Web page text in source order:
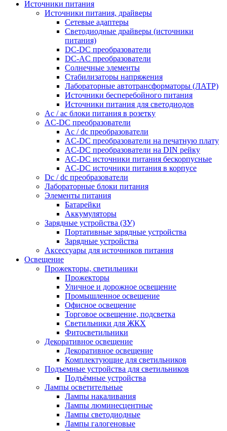
Источники питания
Источники питания, драйверы
Сетевые адаптеры
Светодиодные драйверы (источники
питания)
DC-DC преобразователи
DC-AC преобразователи
Солнечные элементы
Стабилизаторы напряжения
Лабораторные автотрансформаторы (ЛАТР)
Источники бесперебойного питания
Источники питания для светодиодов
Ac / ac блоки питания в розетку
AC-DC преобразователи
Ac / dc преобразователи
AC-DC преобразователи на печатную плату
AC-DC преобразователи на DIN рейку
AC-DC источники питания бескорпусные
AC-DC источники питания в корпусе
Dc / dc преобразователи
Лабораторные блоки питания
Элементы питания
Батарейки
Аккумуляторы
Зарядные устройства (ЗУ)
Портативные зарядные устройства
Зарядные устройства
Аксессуары для источников питания
Освещение
Прожекторы, светильники
Прожекторы
Уличное и дорожное освещение
Промышленное освещение
Офисное освещение
Торговое освещение, подсветка
Светильники для ЖКХ
Фитосветильники
Декоративное освещение
Декоративное освещение
Комплектующие для светильников
Подъемные устройства для светильников
Подъёмные устройства
Лампы осветительные
Лампы накаливания
Лампы люминесцентные
Лампы светодиодные
Лампы галогеновые